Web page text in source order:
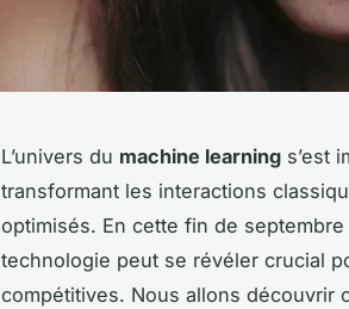
L’univers du machine learning s’est
transformant les interactions
optimisés. En cette fin de
technologie peut se révéler crucial
compétitives. Nous allons découvrir